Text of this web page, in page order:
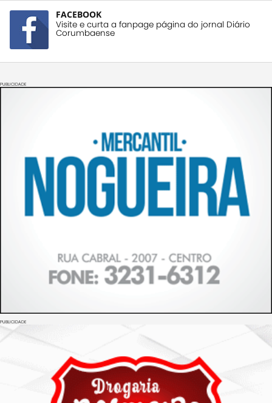
FACEBOOK
Visite e curta a fanpage página do jornal Diário
Corumbaense
PUBLICIDADE
PUBLICIDADE